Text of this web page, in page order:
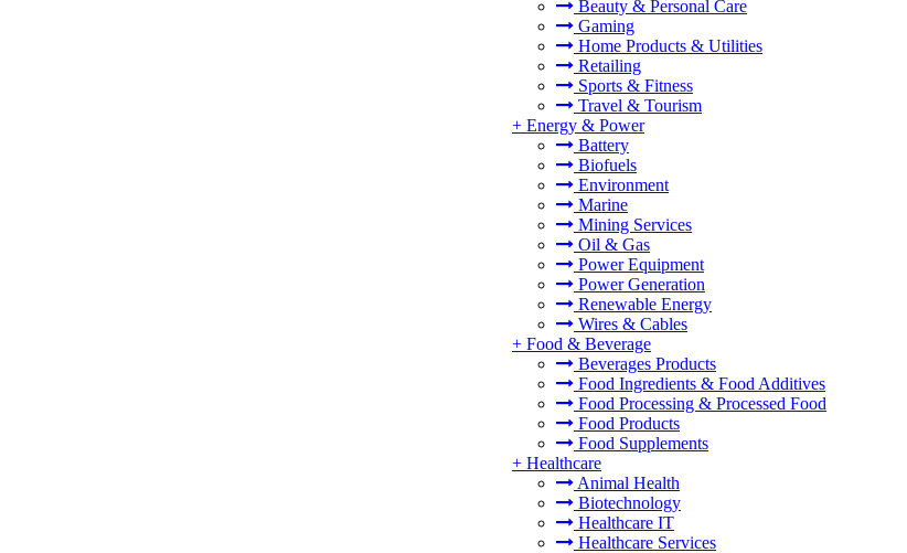
Beauty & Personal Care
Gaming
Home Products & Utilities
Retailing
Sports & Fitness
Travel & Tourism
+ Energy & Power
Battery
Biofuels
Environment
Marine
Mining Services
Oil & Gas
Power Equipment
Power Generation
Renewable Energy
Wires & Cables
+ Food & Beverage
Beverages Products
Food Ingredients & Food Additives
Food Processing & Processed Food
Food Products
Food Supplements
+ Healthcare
Animal Health
Biotechnology
Healthcare IT
Healthcare Services